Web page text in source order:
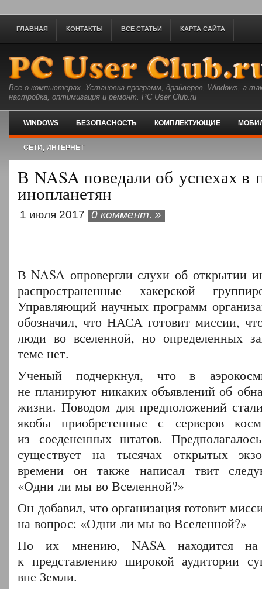
ГЛАВНАЯ КОНТАКТЫ ВСЕ СТАТЬИ КАРТА САЙТА
Все о компьютерах. Установка программ, драйверов, Windows, а
настройка, оптимизация и ремонт. PC User Club.ru
WINDOWS БЕЗОПАСНОСТЬ КОМПЛЕКТУЮЩИЕ
СЕТИ, ИНТЕРНЕТ
В NASA поведали об успехах в
инопланетян
1 июля 2017 0 коммент. »
В NASA опровергли слухи об открытии
распространенные хакерской
Управляющий научных программ
обозначил, что НАСА готовит миссии,
люди во вселенной, но определенных
теме нет.
Ученый подчеркнул, что в
не планируют никаких объявлений об
жизни. Поводом для предположений
якобы приобретенные с серверов
из соедененных штатов.
существует на тысячах открытых
времени он также написал твит
«Одни ли мы во Вселенной?»
Он добавил, что организация готовит
на вопрос: «Одни ли мы во Вселенной?»
По их мнению, NASA находится на
к представлению широкой аудитории
вне Земли.